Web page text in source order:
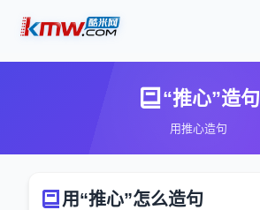
“推心”造句
用推心造句
用“推心”怎么造句